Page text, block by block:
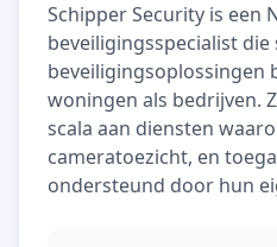
Schipper Security is een
beveiligingsspecialist die
beveiligingsoplossingen
woningen als bedrijven.
scala aan diensten
cameratoezicht, en
ondersteund door hun